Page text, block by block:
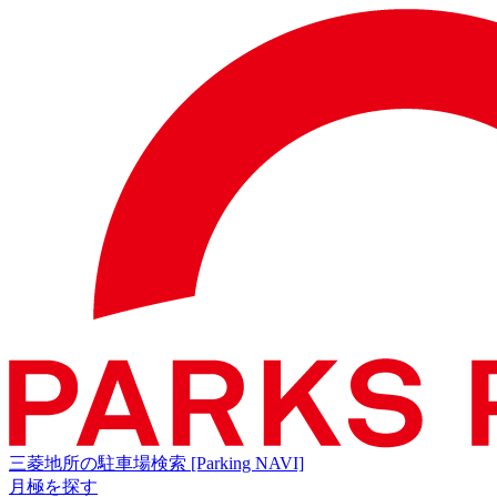
三菱地所の駐車場検索 [Parking NAVI]
月極を探す